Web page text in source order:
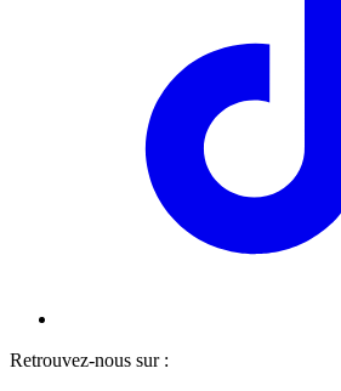
Retrouvez-nous sur :